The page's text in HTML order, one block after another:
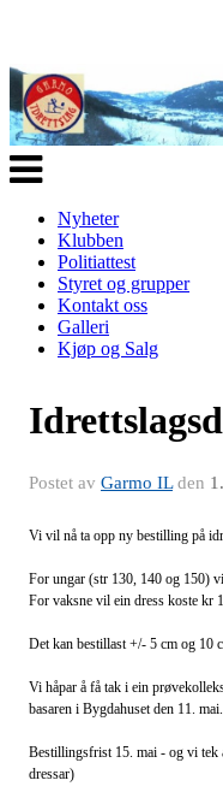
Veksle
navigasjon
Nyheter
Klubben
Politiattest
Styret og grupper
Kontakt oss
Galleri
Kjøp og Salg
Postet av Garmo ILden
Vi vil nå ta opp ny bestilling på
For ungar (str 130, 140 og 150)
For vaksne vil ein dress koste kr
Det kan bestillast +/- 5 cm og 10
Vi håpar å få tak i ein
basaren i Bygdahuset den 11. mai.
Bestillingsfrist 15. mai - og vi
dressar)